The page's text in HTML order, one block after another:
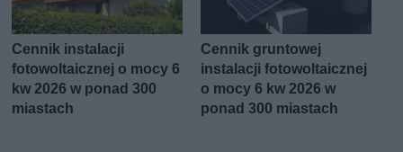
Cennik instalacji
fotowoltaicznej o mocy 6
kw 2026 w ponad 300
miastach
Cennik gruntowej
instalacji fotowoltaicznej
o mocy 6 kw 2026 w
ponad 300 miastach